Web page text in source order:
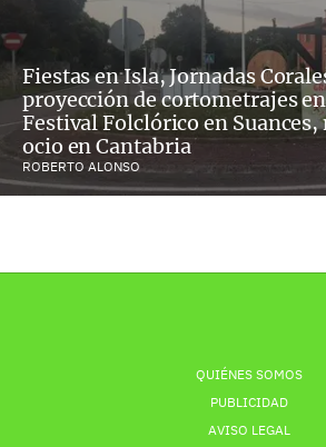
Fiestas en Isla, Jornadas
proyección de cortometrajes
Festival Folclórico en Suances,
ocio en Cantabria
ROBERTO ALONSO
QUIÉNES SOMOS
PUBLICIDAD
AVISO LEGAL